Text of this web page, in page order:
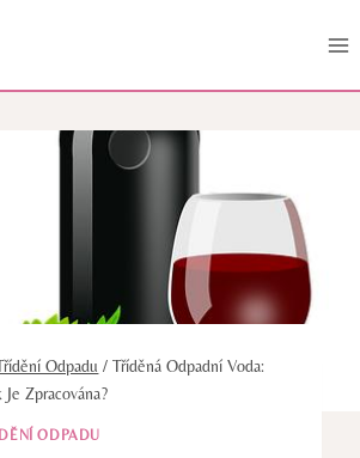
Odpadu / Tříděná Odpadní Voda:
Zpracována?
ODPADU